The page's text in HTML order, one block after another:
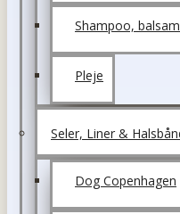
Shampoo,
Pleje
Seler, Liner &
Dog Copenhagen